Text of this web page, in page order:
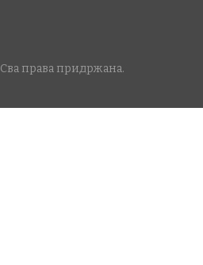
Сва права придржана.